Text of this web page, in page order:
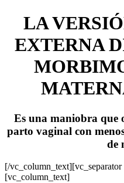
LA
EXTERNA
Es una maniobra que
parto vaginal con
de
[/
[vc_column_text]